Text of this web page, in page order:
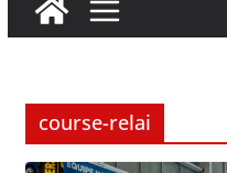
course-relai